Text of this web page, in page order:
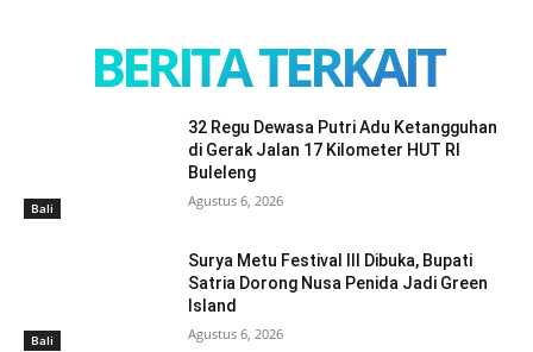
BERITA TERKAIT
Bali
32 Regu Dewasa Putri Adu Ketangguhan
di Gerak Jalan 17 Kilometer HUT RI
Buleleng
Agustus 6, 2026
Bali
Surya Metu Festival III Dibuka, Bupati
Satria Dorong Nusa Penida Jadi Green
Island
Agustus 6, 2026